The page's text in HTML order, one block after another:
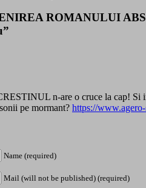
ROMANULUI
n-are o cruce la cap! Si
pe mormant? https://
Name (required)
Mail (will not be published) (required)